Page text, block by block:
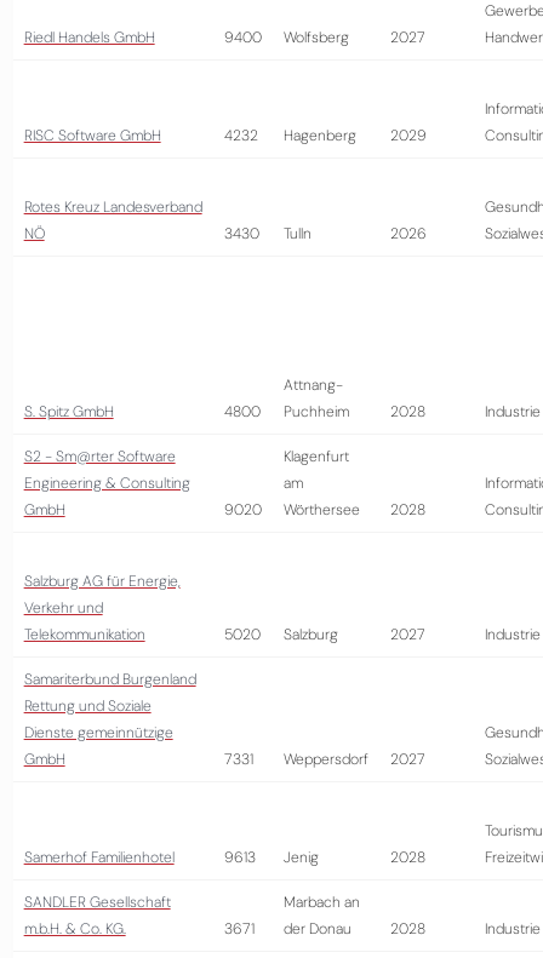
Riedl Handels GmbH 9400 Wolfsberg 2027
RISC Software GmbH 4232 Hagenberg 2029
Rotes Kreuz Landesverband
NÖ
3430 Tulln 2026
S. Spitz GmbH 4800
Attnang-
Puchheim
2028 Industrie
S2 - Sm@rter Software
Engineering & Consulting
GmbH
9020
Klagenfurt
am
Wörthersee
2028
Salzburg AG für Energie,
Verkehr und
Telekommunikation
5020 Salzburg 2027 Industrie
Samariterbund Burgenland
Rettung und Soziale
Dienste gemeinnützige
GmbH
7331 Weppersdorf 2027
Samerhof Familienhotel 9613 Jenig 2028
SANDLER Gesellschaft
m.b.H. & Co. KG.
3671
Marbach an
der Donau
2028 Industrie